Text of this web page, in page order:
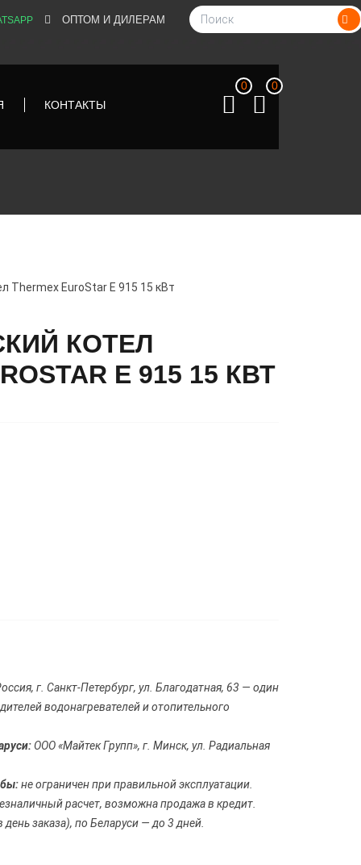
ОПТОМ И ДИЛЕРАМ
КОНТАКТЫ
0 0
Thermex EuroStar E 915 15 кВт
КОТЕЛ
E 915 15 КВТ
г. Санкт-Петербург, ул. Благодатная, 63 — один
водонагревателей и отопительного
ООО «Майтек Групп», г. Минск, ул. Радиальная
не ограничен при правильной эксплуатации.
расчет, возможна продажа в кредит.
заказа), по Беларуси — до 3 дней.